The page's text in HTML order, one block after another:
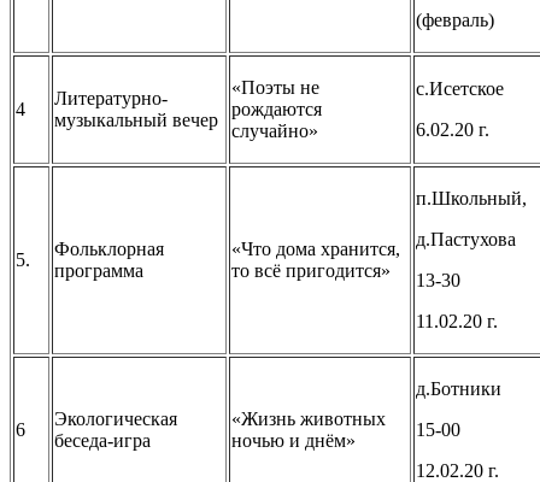
(февраль)
4
Литературно-
музыкальный вечер
«Поэты не
рождаются
случайно»
с.Исетское
6.02.20 г.
5.
Фольклорная
программа
«Что дома хранится,
то всё пригодится»
п.Школьный,
д.Пастухова
13-30
11.02.20 г.
6
Экологическая
беседа-игра
«Жизнь животных
ночью и днём»
д.Ботники
15-00
12.02.20 г.